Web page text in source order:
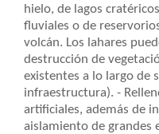
hielo, de lagos
fluviales o de
volcán. Los lahares
destrucción de
existentes a lo largo de
infraestructura). -
artificiales, además de
aislamiento de grandes